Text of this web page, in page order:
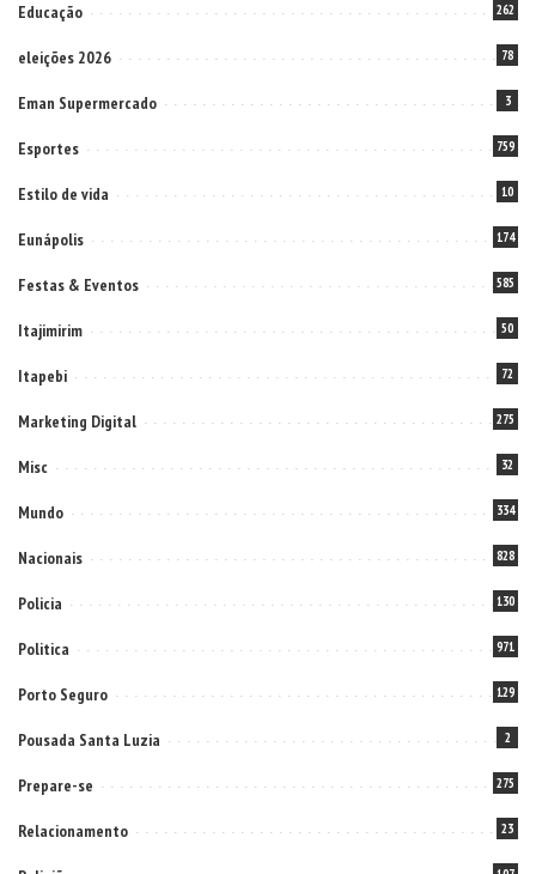
Educação 262
eleições 2026 78
Eman Supermercado 3
Esportes 759
Estilo de vida 10
Eunápolis 174
Festas & Eventos 585
Itajimirim 50
Itapebi 72
Marketing Digital 275
Misc 32
Mundo 334
Nacionais 828
Policia 130
Politica 971
Porto Seguro 129
Pousada Santa Luzia 2
Prepare-se 275
Relacionamento 23